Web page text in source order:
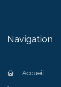
Navigation
Accueil